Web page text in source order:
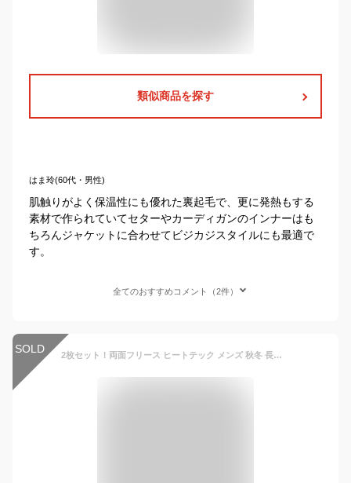
類似商品を探す
はま玲(60代・男性)
肌触りがよく保温性にも優れた裏起毛で、更に発熱もする
素材で作られていてセターやカーディガンのインナーはも
ちろんジャケットに合わせてビジカジスタイルにも最適で
す。
全てのおすすめコメント（2件）
SOLD 2枚セット！両面フリース ヒートテック メンズ 秋冬 長袖 tシャツ 裏起毛 厚手 ハイネック 保温 防寒 パーカー 肌着 あったか ロンT Tシャツ カットソー タートルネック 極暖 吸湿発熱 インナー ストレッチ アンダーウェア 大きいサイズ 無地 送料無料 M-4XL